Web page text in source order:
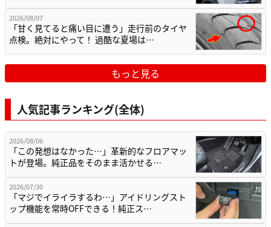
2026/08/07
「甘く見てると痛い目に遭う」走行前のタイヤ
点検。絶対にやって！ 過酷な夏場は…
もっと見る
人気記事ランキング(全体)
2026/08/06
「この発想はなかった…」革新的なフロアマッ
トが登場。純正品をそのまま活かせる…
2026/07/30
「マジでイライラするわ…」アイドリングスト
ップ機能を常時OFFできる！純正ス…